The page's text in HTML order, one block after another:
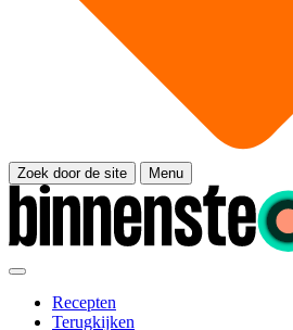
Zoek door de site Menu
Recepten
Terugkijken